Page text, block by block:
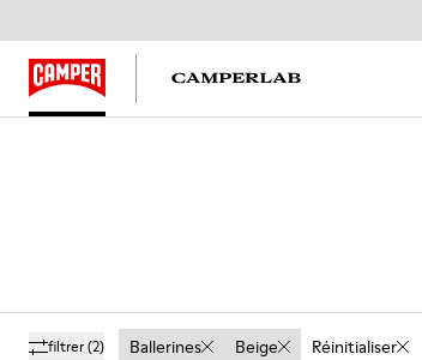
filtrer(2) Ballerines Beige Réinitialiser